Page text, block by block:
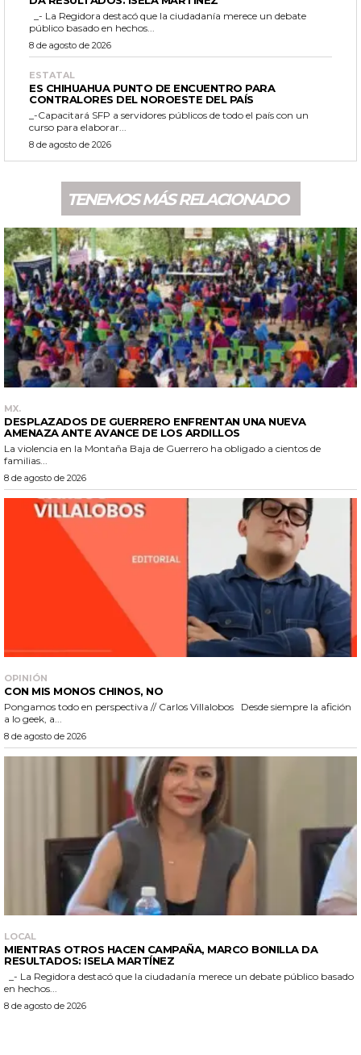
público basado en hechos...
8 de agosto de 2026
ESTATAL
ES CHIHUAHUA PUNTO DE ENCUENTRO PARA
CONTRALORES DEL NOROESTE DEL PAÍS
_-Capacitará SFP a servidores públicos de todo el país con un
curso para elaborar...
8 de agosto de 2026
TENEMOS MÁS RELACIONADO
MX.
DESPLAZADOS DE GUERRERO ENFRENTAN UNA NUEVA
AMENAZA ANTE AVANCE DE LOS ARDILLOS
La violencia en la Montaña Baja de Guerrero ha obligado a cientos de
familias...
8 de agosto de 2026
OPINIÓN
CON MIS MONOS CHINOS, NO
Pongamos todo en perspectiva // Carlos Villalobos Desde siempre la afición
a lo geek, a...
8 de agosto de 2026
LOCAL
MIENTRAS OTROS HACEN CAMPAÑA, MARCO BONILLA DA
RESULTADOS: ISELA MARTÍNEZ
en hechos...
8 de agosto de 2026